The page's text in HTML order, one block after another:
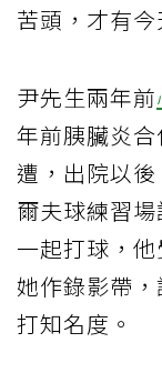
苦頭，才有今
尹先生兩年前
年前胰臟炎
遭，出院以
爾夫球練習
一起打球，
她作錄影帶
打知名度。